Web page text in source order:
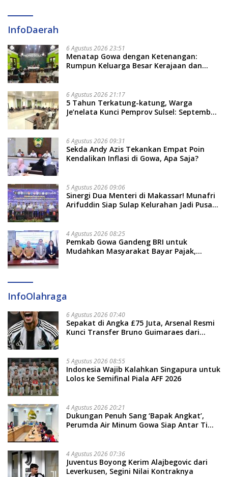
InfoDaerah
6 Agustus 2026 23:51
Menatap Gowa dengan Ketenangan:
Rumpun Keluarga Besar Kerajaan dan
Soal Adat dan Adab
6 Agustus 2026 21:17
5 Tahun Terkatung-katung, Warga
Je’nelata Kunci Pemprov Sulsel: September
6 Agustus 2026 09:31
Sekda Andy Azis Tekankan Empat Poin
Kendalikan Inflasi di Gowa, Apa Saja?
5 Agustus 2026 09:06
Sinergi Dua Menteri di Makassar! Munafri
Arifuddin Siap Sulap Kelurahan Jadi Pusat
4 Agustus 2026 08:25
Pemkab Gowa Gandeng BRI untuk
Mudahkan Masyarakat Bayar Pajak,
InfoOlahraga
6 Agustus 2026 07:40
Sepakat di Angka £75 Juta, Arsenal Resmi
Kunci Transfer Bruno Guimaraes dari
5 Agustus 2026 08:55
Indonesia Wajib Kalahkan Singapura untuk
Lolos ke Semifinal Piala AFF 2026
4 Agustus 2026 20:21
Dukungan Penuh Sang ‘Bapak Angkat’,
Perumda Air Minum Gowa Siap Antar Tim
4 Agustus 2026 07:36
Juventus Boyong Kerim Alajbegovic dari
Leverkusen, Segini Nilai Kontraknya